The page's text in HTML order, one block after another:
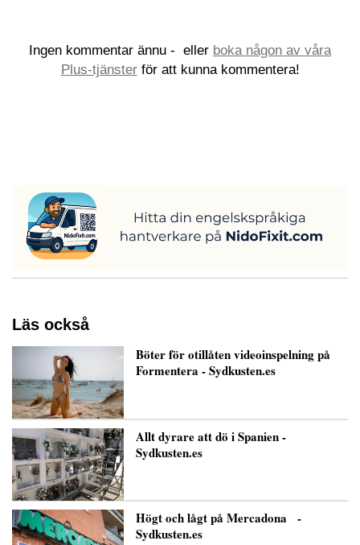
Ingen kommentar ännu - eller boka någon av våra
Plus-tjänsterför att kunna kommentera!